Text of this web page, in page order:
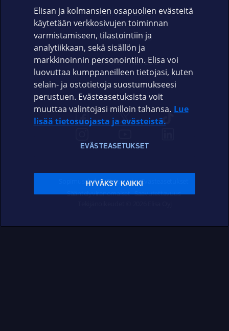
OMAYHTEISÖ
VIANSELVITYS
ASIAKASPALVELU
ELISA.FI
Sopimusehdot Tietosuoja Evästeasetukset
Sääntelyviranomaiset Saavutettavuus
Elisan ja kolmansien osapuolien evästeitä
käytetään verkkosivujen toiminnan
varmistamiseen, tilastointiin ja
analytiikkaan, sekä sisällön ja
markkinoinnin personointiin. Elisa voi
luovuttaa kumppaneilleen tietojasi, kuten
selain- ja ostotietoja suostumukseesi
perustuen. Evästeasetuksista voit
muuttaa valintojasi milloin tahansa. Lue
lisää tietosuojasta ja evästeistä.
EVÄSTEASETUKSET
HYVÄKSY KAIKKI